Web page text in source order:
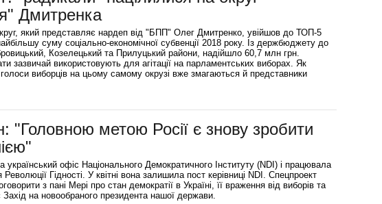
Дмитренка
який представляє нардеп від "БПП" Олег Дмитренко, увійшов до ТОП-5
суму соціально-економічної субвенції 2018 року. Із держбюджету до
Козелецький та Прилуцький райони, надійшло 60,7 млн грн.
зазвичай використовують для агітації на парламентських виборах. Як
виборців на цьому самому окрузі вже змагаються й представники
"Головною метою Росії є знову зробити
офіс Національного Демократичного Інституту (NDI) і працювала
Революції Гідності. У квітні вона залишила пост керівниці NDI. Спецпроект
з пані Мері про стан демократії в Україні, її враження від виборів та
Захід на новообраного президента нашої держави.